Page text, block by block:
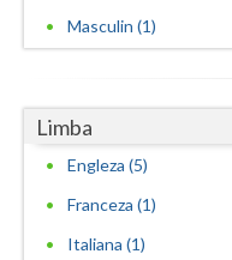
Masculin (1)
Limba
Engleza (5)
Franceza (1)
Italiana (1)